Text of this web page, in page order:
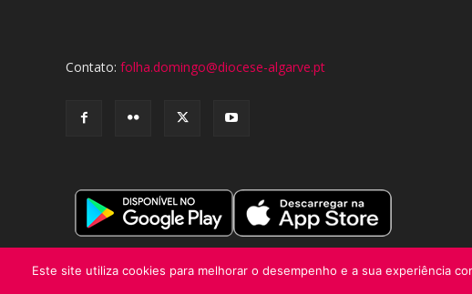
Contato: folha.domingo@diocese-algarve.pt
Este site utiliza cookies para melhorar o desempenho e a sua experiência